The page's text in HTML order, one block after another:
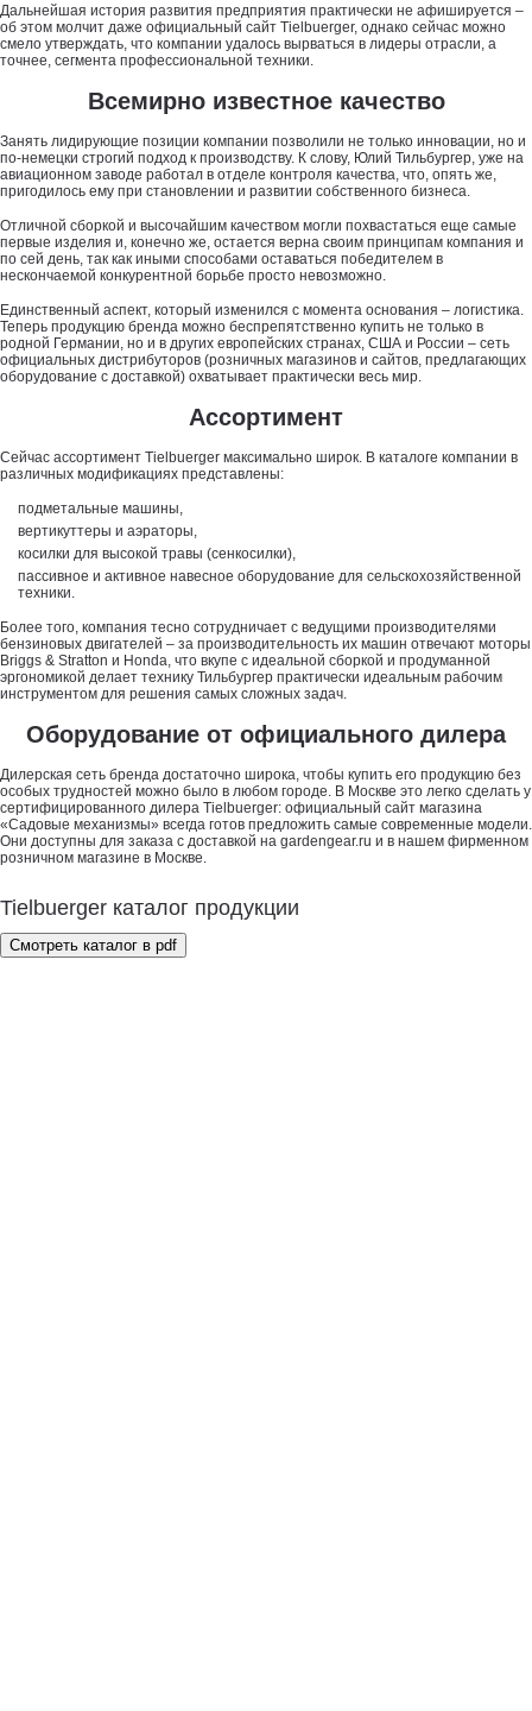
Дальнейшая история развития предприятия практически не афишируется –
об этом молчит даже официальный сайт Tielbuerger, однако сейчас можно
смело утверждать, что компании удалось вырваться в лидеры отрасли, а
точнее, сегмента профессиональной техники.
Всемирно известное качество
Занять лидирующие позиции компании позволили не только инновации, но и
по-немецки строгий подход к производству. К слову, Юлий Тильбургер, уже на
авиационном заводе работал в отделе контроля качества, что, опять же,
пригодилось ему при становлении и развитии собственного бизнеса.
Отличной сборкой и высочайшим качеством могли похвастаться еще самые
первые изделия и, конечно же, остается верна своим принципам компания и
по сей день, так как иными способами оставаться победителем в
нескончаемой конкурентной борьбе просто невозможно.
Единственный аспект, который изменился с момента основания – логистика.
Теперь продукцию бренда можно беспрепятственно купить не только в
родной Германии, но и в других европейских странах, США и России – сеть
официальных дистрибуторов (розничных магазинов и сайтов, предлагающих
оборудование с доставкой) охватывает практически весь мир.
Ассортимент
Сейчас ассортимент Tielbuerger максимально широк. В каталоге компании в
различных модификациях представлены:
подметальные машины,
вертикуттеры и аэраторы,
косилки для высокой травы (сенкосилки),
пассивное и активное навесное оборудование для сельскохозяйственной
техники.
Более того, компания тесно сотрудничает с ведущими производителями
бензиновых двигателей – за производительность их машин отвечают моторы
Briggs & Stratton и Honda, что вкупе с идеальной сборкой и продуманной
эргономикой делает технику Тильбургер практически идеальным рабочим
инструментом для решения самых сложных задач.
Оборудование от официального дилера
Дилерская сеть бренда достаточно широка, чтобы купить его продукцию без
особых трудностей можно было в любом городе. В Москве это легко сделать у
сертифицированного дилера Tielbuerger: официальный сайт магазина
«Садовые механизмы» всегда готов предложить самые современные модели.
Они доступны для заказа с доставкой на gardengear.ru и в нашем фирменном
розничном магазине в Москве.
Tielbuerger каталог продукции
Смотреть каталог в pdf